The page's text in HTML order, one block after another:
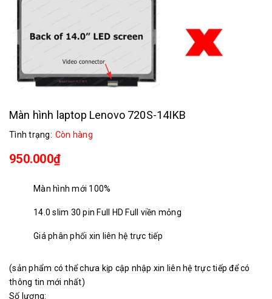
Màn hình laptop Lenovo 720S-14IKB
Tình trạng: Còn hàng
950.000₫
Màn hình mới 100%
14.0 slim 30 pin Full HD Full viền mỏng
Giá phân phối xin liên hệ trực tiếp
(sản phẩm có thể chưa kịp cập nhập xin liên hệ trực tiếp để có
thông tin mới nhất)
Số lượng: